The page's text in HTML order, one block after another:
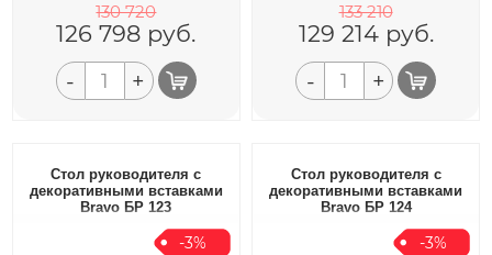
130 720
126 798 руб.
- +
133 210
129 214руб.
- +
Стол руководителя с
декоративными вставками
Bravo БР 123
-3%
Стол руководителя с
декоративными вставками
Bravo БР 124
-3%